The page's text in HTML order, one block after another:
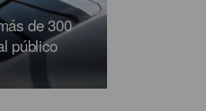
de 300
público